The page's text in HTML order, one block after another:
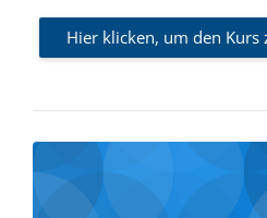
Hier klicken, um den Kurs